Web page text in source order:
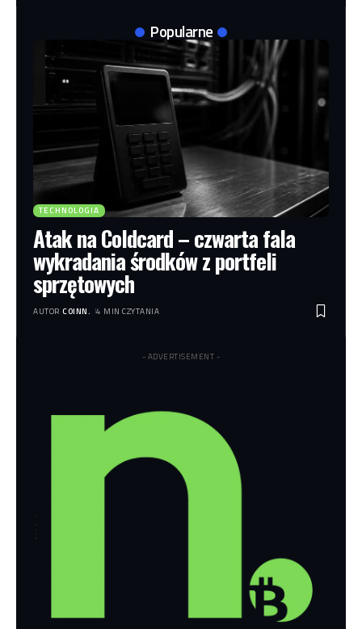
Popularne
TECHNOLOGIA
Atak na Coldcard – czwarta fala
wykradania środków z portfeli
sprzętowych
AUTOR COINN. 4 MIN CZYTANIA
- ADVERTISEMENT -